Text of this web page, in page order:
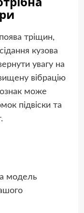
тріщин,
кузова
увагу на
вібрацію
ознак може
підвіски та
модель